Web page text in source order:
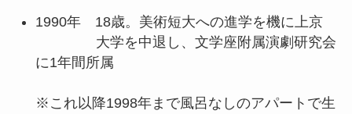
1990年 18歳。美術短大への進学を機に上京
大学を中退し、文学座附属演劇研究会
に1年間所属
※これ以降1998年まで風呂なしのアパートで生